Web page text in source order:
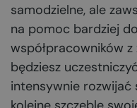
samodzielne, ale
na pomoc bardziej
współpracowników z
będziesz
intensywnie rozwijać